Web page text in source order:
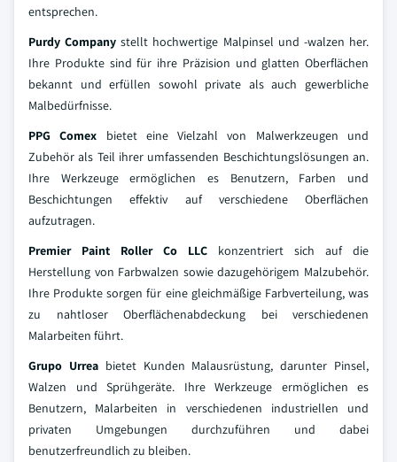
entsprechen.
Purdy Company stellt hochwertige Malpinsel und -walzen her.
Ihre Produkte sind für ihre Präzision und glatten Oberflächen
bekannt und erfüllen sowohl private als auch gewerbliche
Malbedürfnisse.
PPG Comex bietet eine Vielzahl von Malwerkzeugen und
Zubehör als Teil ihrer umfassenden Beschichtungslösungen an.
Ihre Werkzeuge ermöglichen es Benutzern, Farben und
Beschichtungen effektiv auf verschiedene Oberflächen
aufzutragen.
Premier Paint Roller Co LLC konzentriert sich auf die
Herstellung von Farbwalzen sowie dazugehörigem Malzubehör.
Ihre Produkte sorgen für eine gleichmäßige Farbverteilung, was
zu nahtloser Oberflächenabdeckung bei verschiedenen
Malarbeiten führt.
Grupo Urreabietet Kunden Malausrüstung, darunter Pinsel,
Walzen und Sprühgeräte. Ihre Werkzeuge ermöglichen es
Benutzern, Malarbeiten in verschiedenen industriellen und
privaten Umgebungen durchzuführen und dabei
benutzerfreundlich zu bleiben.